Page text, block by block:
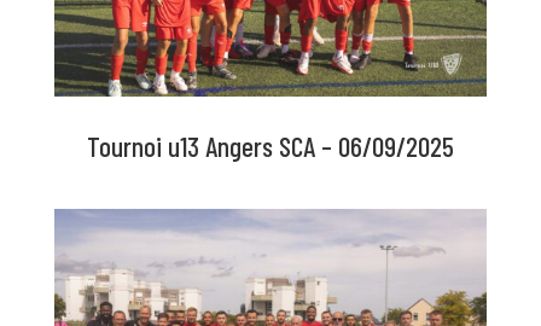
Tournoi u13 Angers SCA – 06/09/2025